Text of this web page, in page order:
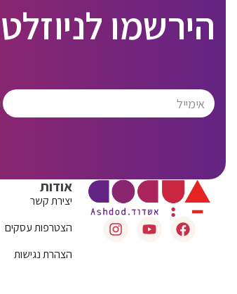
הירשמו
אודות
יצירת קשר
הצטרפות עסקים
הצהרת נגישות